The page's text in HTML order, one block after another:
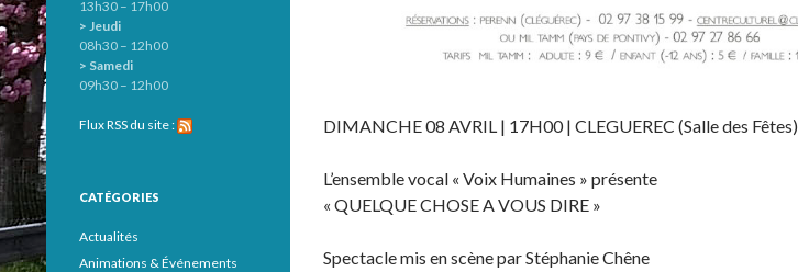
DIMANCHE 08 AVRIL | 17H00 | CLEGUEREC (Salle des Fêtes)
L’ensemble vocal « Voix Humaines » présente
« QUELQUE CHOSE A VOUS DIRE »
Spectacle mis en scène par Stéphanie Chêne
13h30 – 17h00
> Jeudi
08h30 – 12h00
> Samedi
09h30 – 12h00
Flux RSS du site :
CATÉGORIES
Actualités
Animations & Événements